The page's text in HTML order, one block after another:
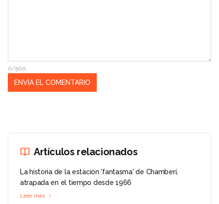
0/500
Artículos relacionados
La historia de la estación 'fantasma' de Chamberí,
atrapada en el tiempo desde 1966
Leer más